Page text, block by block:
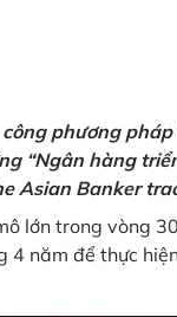
phương
“Ngân hàng
Asian Banker
lớn trong vòng
4 năm để thực